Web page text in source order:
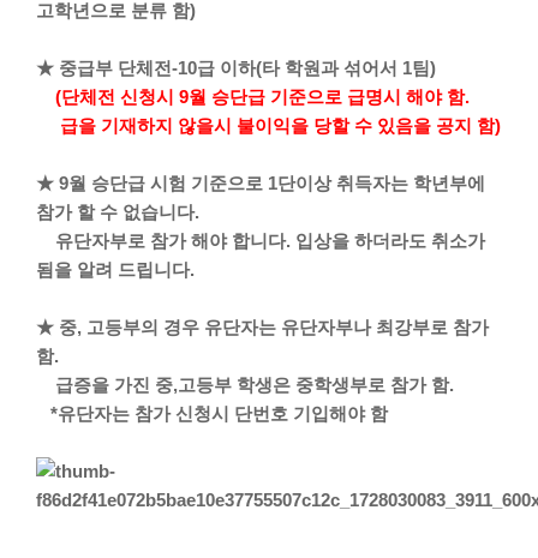
고학년으로 분류 함)
★ 중급부 단체전-10급 이하(타 학원과 섞어서 1팀)
(단체전 신청시 9월 승단급 기준으로 급명시 해야 함.
급을 기재하지 않을시 불이익을 당할 수 있음을 공지 함)
★ 9월 승단급 시험 기준으로 1단이상 취득자는 학년부에
참가 할 수 없습니다.
유단자부로 참가 해야 합니다. 입상을 하더라도 취소가
됨을 알려 드립니다.
★ 중, 고등부의 경우 유단자는 유단자부나 최강부로 참가
함.
급증을 가진 중,고등부 학생은 중학생부로 참가 함.
*유단자는 참가 신청시 단번호 기입해야 함